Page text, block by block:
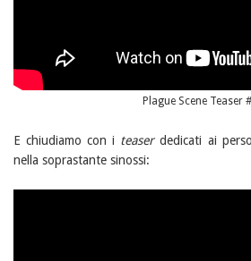
Plague Scene Teaser
E chiudiamo con i teaserdedicati ai
nella soprastante sinossi: